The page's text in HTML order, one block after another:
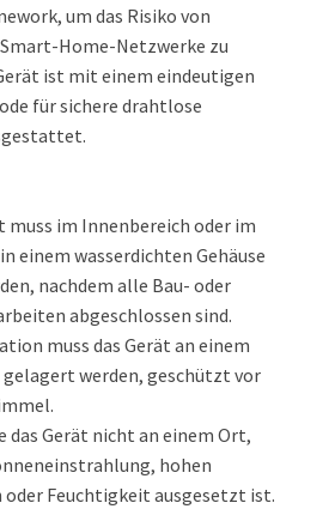
um das Risiko von
Home-Netzwerke zu
ist mit einem eindeutigen
für sichere drahtlose
muss im Innenbereich oder im
einem wasserdichten Gehäuse
nachdem alle Bau- oder
abgeschlossen sind.
muss das Gerät an einem
werden, geschützt vor
das Gerät nicht an einem Ort,
hohen
Feuchtigkeit ausgesetzt ist.